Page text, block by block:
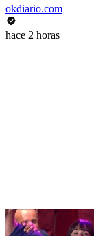
okdiario.com
hace 2 horas